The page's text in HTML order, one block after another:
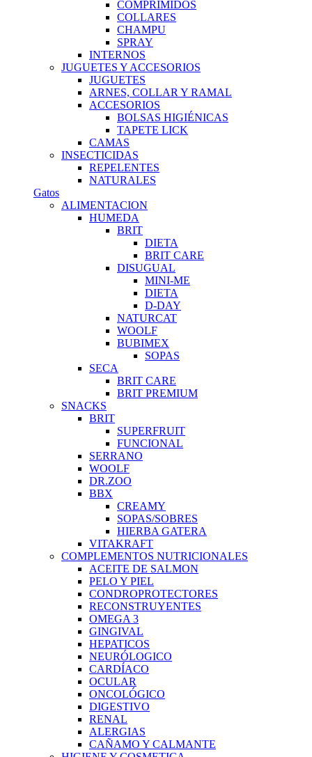
COMPRIMIDOS
COLLARES
CHAMPU
SPRAY
INTERNOS
JUGUETES Y ACCESORIOS
JUGUETES
ARNES, COLLAR Y RAMAL
ACCESORIOS
BOLSAS HIGIÉNICAS
TAPETE LICK
CAMAS
INSECTICIDAS
REPELENTES
NATURALES
Gatos
ALIMENTACION
HUMEDA
BRIT
DIETA
BRIT CARE
DISUGUAL
MINI-ME
DIETA
D-DAY
NATURCAT
WOOLF
BUBIMEX
SOPAS
SECA
BRIT CARE
BRIT PREMIUM
SNACKS
BRIT
SUPERFRUIT
FUNCIONAL
SERRANO
WOOLF
DR.ZOO
BBX
CREAMY
SOPAS/SOBRES
HIERBA GATERA
VITAKRAFT
COMPLEMENTOS NUTRICIONALES
ACEITE DE SALMON
PELO Y PIEL
CONDROPROTECTORES
RECONSTRUYENTES
OMEGA 3
GINGIVAL
HEPATICOS
NEURÓLOGICO
CARDÍACO
OCULAR
ONCOLÓGICO
DIGESTIVO
RENAL
ALERGIAS
CAÑAMO Y CALMANTE